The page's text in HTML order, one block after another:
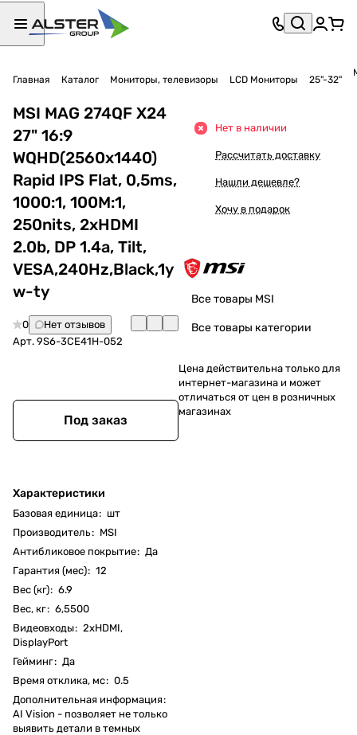
Главная Каталог Мониторы, телевизоры LCD Мониторы 25"-32"
MSI MAG 274QF X24
27" 16:9
WQHD(2560x1440)
Rapid IPS Flat, 0,5ms,
1000:1, 100M:1,
250nits, 2xHDMI
2.0b, DP 1.4a, Tilt,
VESA,240Hz,Black,1y
w-ty
0
Нет отзывов
Арт. 9S6-3CE41H-052
Под заказ
Характеристики
Базовая единица: шт
Производитель: MSI
Антибликовое покрытие: Да
Гарантия (мес): 12
Вес (кг): 6.9
Вес, кг: 6,5500
Видеовходы: 2xHDMI,
DisplayPort
Гейминг: Да
Время отклика, мс: 0.5
Дополнительная информация:
AI Vision - позволяет не только
выявить детали в темных
Нет в наличии
Рассчитать доставку
Нашли дешевле?
Хочу в подарок
Все товары MSI
Все товары категории
Цена действительна только для
интернет-магазина и может
отличаться от цен в розничных
магазинах